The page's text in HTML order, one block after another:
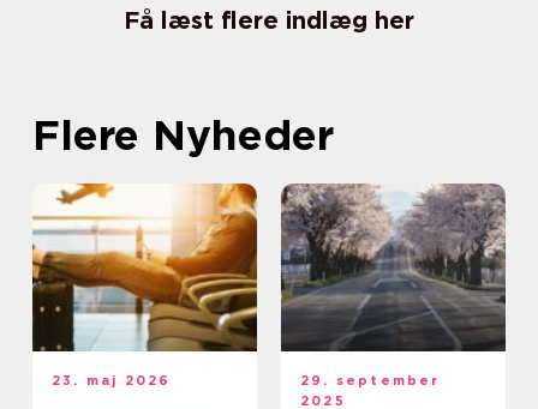
Få læst flere indlæg her
Flere Nyheder
23. maj 2026
29. september
2025